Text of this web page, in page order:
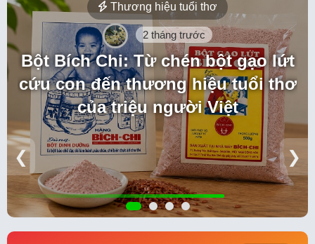
Thương hiệu tuổi thơ
2 tháng trước
Bột Bích Chi: Từ chén bột gạo lứt
cứu con đến thương hiệu tuổi thơ
của triệu người Việt
❮ ❯